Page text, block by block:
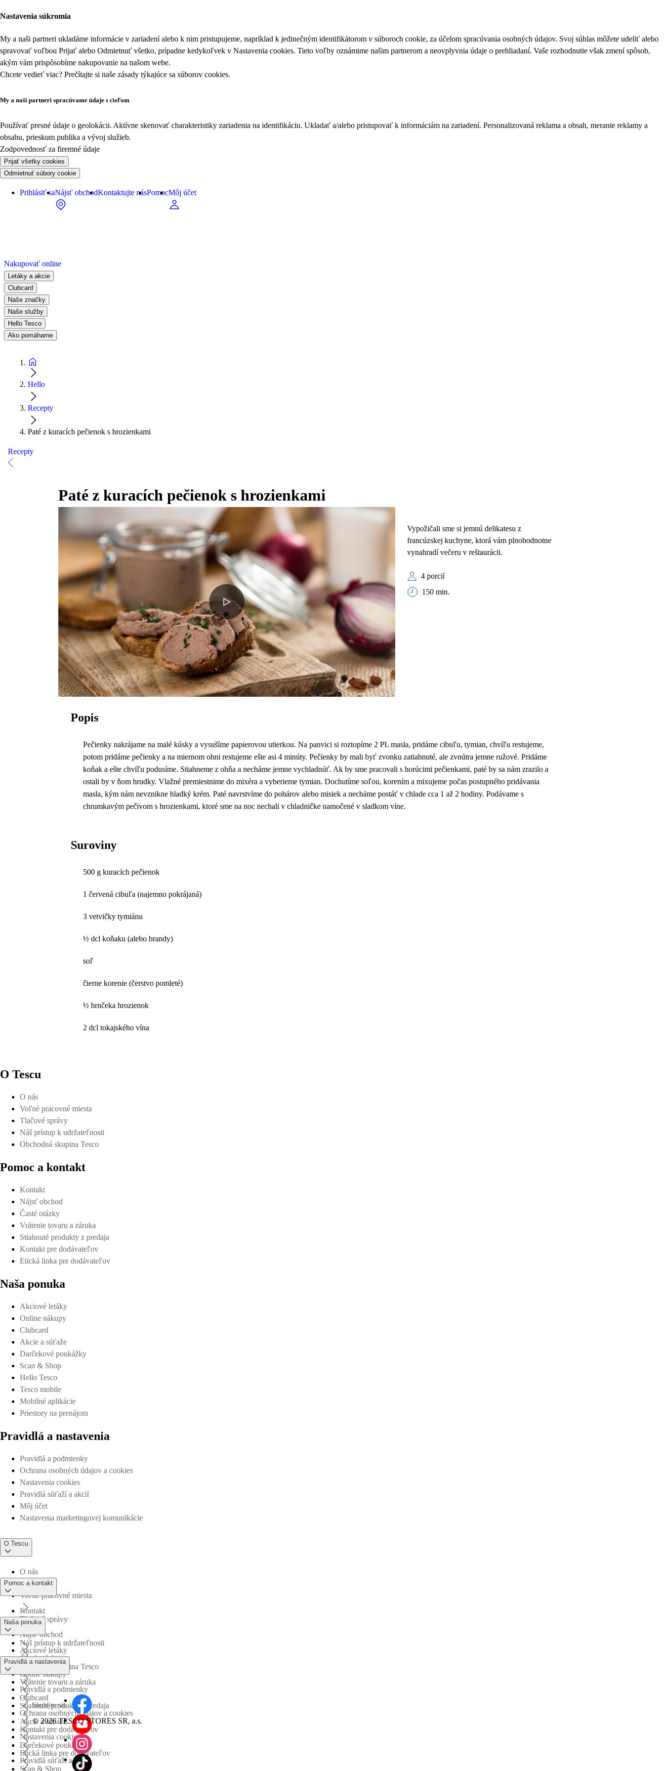
Nastavenia súkromia
My a naši partneri ukladáme informácie v zariadení alebo k nim pristupujeme, napríklad k jedinečným identifikátorom v súboroch cookie, za účelom spracúvania osobných údajov. Svoj súhlas môžete udeliť alebo
spravovať voľbou Prijať alebo Odmietnuť všetko, prípadne kedykoľvek v Nastavenia cookies. Tieto voľby oznámime našim partnerom a neovplyvnia údaje o prehliadaní. Vaše rozhodnutie však zmení spôsob,
akým vám prispôsobíme nakupovanie na našom webe.
Chcete vedieť viac? Prečítajte si naše zásady týkajúce sa súborov cookies.
My a naši partneri spracúvame údaje s cieľom
Používať presné údaje o geolokácii. Aktívne skenovať charakteristiky zariadenia na identifikáciu. Ukladať a/alebo pristupovať k informáciám na zariadení. Personalizovaná reklama a obsah, meranie reklamy a
obsahu, prieskum publika a vývoj služieb.
Zodpovednosť za firemné údaje
Prijať všetky cookies
Odmietnuť súbory cookie
Prihlásiť saNájsť obchodKontaktujte násPomocMôj účet
Nakupovať online
Letáky a akcie
Clubcard
Naše značky
Naše služby
Hello Tesco
Ako pomáhame
Hello
Recepty
Paté z kuracích pečienok s hrozienkami
Recepty
Paté z kuracích pečienok s hrozienkami
Vypožičali sme si jemnú delikatesu z
francúzskej kuchyne, ktorá vám plnohodnotne
vynahradí večeru v reštaurácii.
4 porcií
150 min.
Popis
Pečienky nakrájame na malé kúsky a vysušíme papierovou utierkou. Na panvici si roztopíme 2 PL masla, pridáme cibuľu, tymian, chvíľu restujeme,
potom pridáme pečienky a na miernom ohni restujeme ešte asi 4 minúty. Pečienky by mali byť zvonku zatiahnuté, ale zvnútra jemne ružové. Pridáme
koňak a ešte chvíľu podusíme. Stiahneme z ohňa a necháme jemne vychladnúť. Ak by sme pracovali s horúcimi pečienkami, paté by sa nám zrazilo a
ostali by v ňom hrudky. Vlažné premiestnime do mixéra a vyberieme tymian. Dochutíme soľou, korením a mixujeme počas postupného pridávania
masla, kým nám nevznikne hladký krém. Paté navrstvíme do pohárov alebo misiek a necháme postáť v chlade cca 1 až 2 hodiny. Podávame s
chrumkavým pečivom s hrozienkami, ktoré sme na noc nechali v chladničke namočené v sladkom víne.
Suroviny
500 g kuracích pečienok
1 červená cibuľa (najemno pokrájaná)
3 vetvičky tymiánu
½ dcl koňaku (alebo brandy)
soľ
čierne korenie (čerstvo pomleté)
½ hrnčeka hrozienok
2 dcl tokajského vína
O Tescu
O nás
Voľné pracovné miesta
Tlačové správy
Náš prístup k udržateľnosti
Obchodná skupina Tesco
Pomoc a kontakt
Kontakt
Nájsť obchod
Časté otázky
Vrátenie tovaru a záruka
Stiahnuté produkty z predaja
Kontakt pre dodávateľov
Etická linka pre dodávateľov
Naša ponuka
Akciové letáky
Online nákupy
Clubcard
Akcie a súťaže
Darčekové poukážky
Scan & Shop
Hello Tesco
Tesco mobile
Mobilné aplikácie
Priestory na prenájom
Pravidlá a nastavenia
Pravidlá a podmienky
Ochrana osobných údajov a cookies
Nastavenia cookies
Pravidlá súťaží a akcií
Môj účet
Nastavenia marketingovej komunikácie
O Tescu
O nás
Voľné pracovné miesta
Tlačové správy
Náš prístup k udržateľnosti
Obchodná skupina Tesco
Pomoc a kontakt
Kontakt
Nájsť obchod
Časté otázky
Vrátenie tovaru a záruka
Stiahnuté produkty z predaja
Kontakt pre dodávateľov
Etická linka pre dodávateľov
Naša ponuka
Akciové letáky
Online nákupy
Clubcard
Akcie a súťaže
Darčekové poukážky
Scan & Shop
Pravidlá a nastavenia
Pravidlá a podmienky
Ochrana osobných údajov a cookies
Nastavenia cookies
Pravidlá súťaží a akcií
Sledujte nás
© 2026 TESCO STORES SR, a.s.